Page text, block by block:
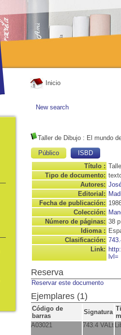
Inicio
New search
Taller de Dibujo : El mundo
Público
ISBD
Título :
Tipo de documento:
Autores:
Editorial:
Fecha de publicación:
Colección:
Número de páginas: 38 p
Idioma :
Clasificación:
Link:
lvl=
Reserva
Reservar este documento
Ejemplares (1)
Código de
barras
Signatura
A03021
743.4 VALt